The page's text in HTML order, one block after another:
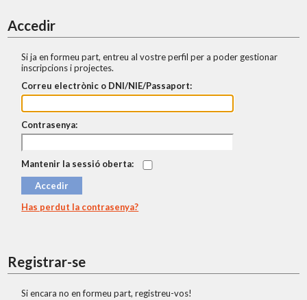
Accedir
Si ja en formeu part, entreu al vostre perfil per a poder gestionar
inscripcions i projectes.
Correu electrònic o DNI/NIE/Passaport:
Contrasenya:
Mantenir la sessió oberta:
Has perdut la contrasenya?
Registrar-se
Si encara no en formeu part, registreu-vos!